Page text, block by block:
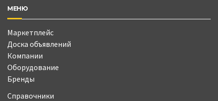
МЕНЮ
Маркетплейс
Доска объявлений
Компании
Оборудование
Бренды
Справочники